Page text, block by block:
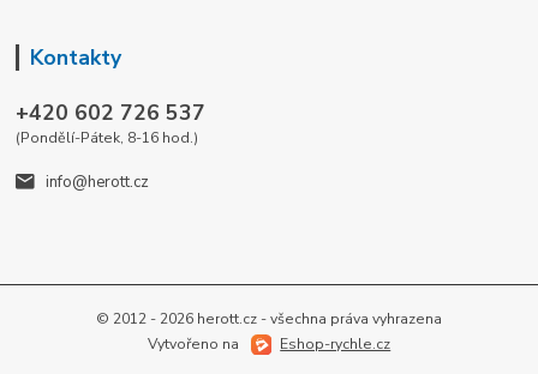
Kontakty
+420 602 726 537
(Pondělí-Pátek, 8-16 hod.)
info@herott.cz
© 2012 - 2026 herott.cz - všechna práva vyhrazena
Vytvořeno na
Eshop-rychle.cz